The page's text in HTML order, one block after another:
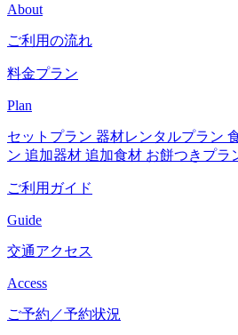
About
ご利用の流れ
料金プラン
Plan
セットプラン 器材レンタルプラン
ン 追加器材 追加食材 お餅つきプラ
ご利用ガイド
Guide
交通アクセス
Access
ご予約／予約状況